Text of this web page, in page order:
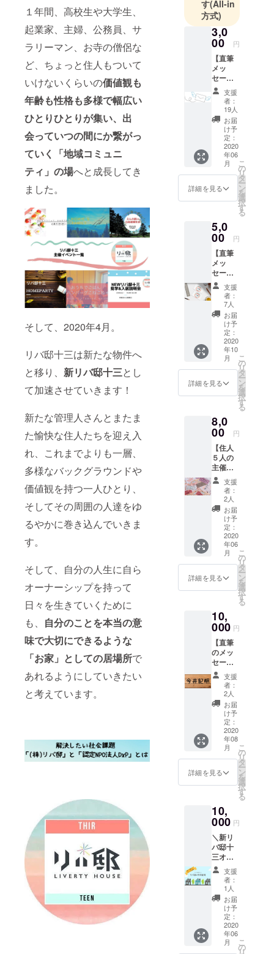
１年間、高校生や大学生、
起業家、主婦、公務員、サ
ラリーマン、お寺の僧侶な
ど、ちょっと住人もついて
いけないくらいの価値観も
年齢も性格も多様で幅広い
ひとりひとりが集い、出
会っていつの間にか繋がっ
ていく「地域コミュニ
ティ」の場へと成長してき
ました。
そして、2020年4月。
リバ邸十三は新たな物件へ
と移り、 新リバ邸十三とし
て加速させていきます！
新たな管理人さんとまたま
た愉快な住人たちを迎え入
れ、これまでよりも一層、
多様なバックグラウンドや
価値観を持つ一人ひとり、
そしてその周囲の人達をゆ
るやかに巻き込んでいきま
す。
そして、自分の人生に自ら
オーナーシップを持って
日々を生きていくために
も、 自分のことを本当の意
味で大切にできるような
「お家」としての居場所で
あれるようにしていきたい
と考えています。
す(All-in
方式)
3,0
00 円
【直筆
メッ
セージ
カー
ド】 住
人と管
理人か
ら心を
込めた
直筆の
お手紙
をお届
けしま
す！
支援
者：
19人
お届
け予
定：
2020
年06
月
詳細を見る
こ
の
リ
タ
ー
ン
を
選
択
す
る
5,0
00 円
【直筆
メッ
セージ
＆オリ
ジナル
ステッ
カー】
住人と
管理人
から心
を込め
た直筆
のお手
紙と リ
バ邸十
ルス
テッ
カーを
お届け
しま
す！ こ
れであ
なたも
リバ邸
十三の
一員
(^O^)/ ※
画像は
イメー
ジです
支援
者：
7人
お届
け予
定：
2020
年10
月
詳細を見る
こ
の
リ
タ
ー
ン
を
選
択
す
る
8,0
00 円
【住人
５人の
主催イ
ベント
招待チ
ケッ
ト】 新
リバ邸
十三の
オープ
ン記念
として
住人そ
れぞれ
がイベ
５人イ
ベント
全てが
詰まっ
たチ
ケット
を お届
けしま
す！ ど
んなイ
ベント
をする
かは、
秘密で
す！(笑)
「こん
なこと
「こん
な話を
みた
い！」
という
ご意見
も《備
考欄》
にて募
中！！
もしか
したら
あなた
支援
者：
2人
お届
け予
定：
2020
年06
月
詳細を見る
こ
の
リ
タ
ー
ン
を
選
択
す
る
10,
000 円
【直筆
のメッ
セージ
＆ネー
ムプ
レー
ト】 住
人と管
理人か
ら心を
込めた
直筆の
お手紙
をお届
け！ ＆
前入り
ネーム
プレー
トを 新
リバ邸
十三に
飾りら
せてい
ただき
ます！
支援
者：
2人
お届
け予
定：
2020
年08
月
詳細を見る
こ
の
リ
タ
ー
ン
を
選
択
す
る
10,
000 円
＼新リ
バ邸十
三オー
プン記
念／
【リバ
邸×今井
紀明イ
ベント
招待チ
ケッ
ト】 リ
支援
者：
1人
お届
け予
定：
2020
年06
月
こ
の